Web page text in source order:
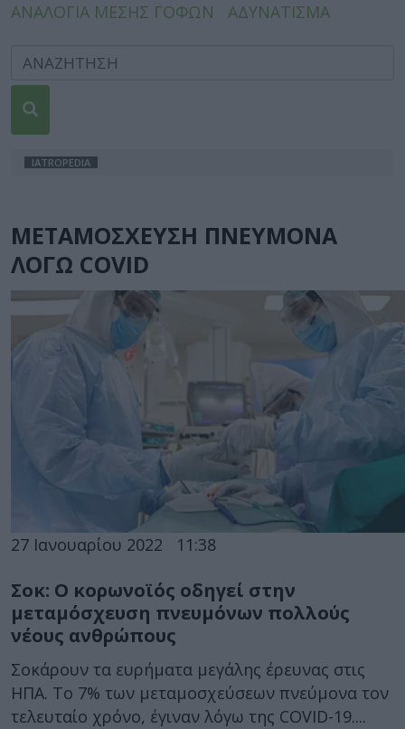
ΑΝΑΛΟΓΙΑ ΜΕΣΗΣ ΓΟΦΩΝ
ΑΔΥΝΑΤΙΣΜΑ
IATROPEDIA
ΜΕΤΑΜΟΣΧΕΥΣΗ ΠΝΕΥΜΟΝΑ
ΛΟΓΩ COVID
27 Ιανουαρίου 2022 11:38
Σοκ: Ο κορωνοϊός οδηγεί στην
μεταμόσχευση πνευμόνων πολλούς
νέους ανθρώπους
Σοκάρουν τα ευρήματα μεγάλης έρευνας στις
ΗΠΑ. Το 7% των μεταμοσχεύσεων πνεύμονα τον
τελευταίο χρόνο, έγιναν λόγω της COVID-19....